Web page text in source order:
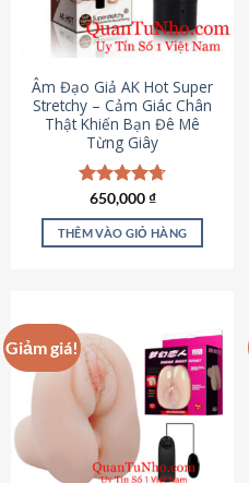
Âm Đạo Giả AK Hot Super
Stretchy – Cảm Giác Chân
Thật Khiến Bạn Đê Mê
Từng Giây
Được xếp
hạng4.75
5 sao
650,000₫
THÊM VÀO GIỎ HÀNG
Giảm giá!